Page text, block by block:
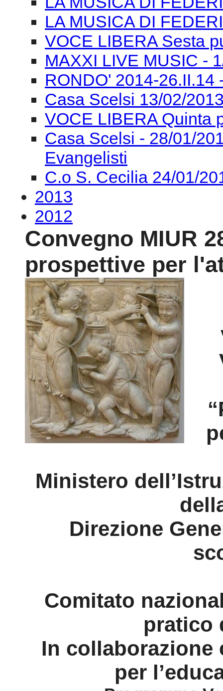
LA MUSICA DI
VOCE LIBERA Sesta
MAXXI LIVE MUSIC -
RONDO' 2014-
Casa Scelsi 13/02/
VOCE LIBERA Quinta
Casa Scelsi - 28/01/
Evangelisti
C.o S. Cecilia 24/01/
2013
2012
Convegno MIUR
prospettive per
Ministero
Direzione
Comitato
pratico
In collaborazione
per